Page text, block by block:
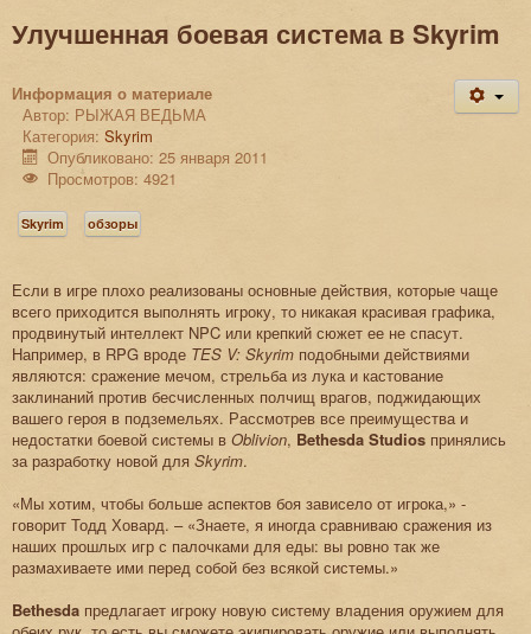
Улучшенная боевая система в Skyrim
Информация о материале
Автор: РЫЖАЯ ВЕДЬМА
Категория: Skyrim
Опубликовано: 25 января 2011
Просмотров: 4921
Skyrim обзоры
Если в игре плохо реализованы основные действия, которые чаще
всего приходится выполнять игроку, то никакая красивая графика,
продвинутый интеллект NPC или крепкий сюжет ее не спасут.
Например, в RPG вроде TES V: Skyrim подобными действиями
являются: сражение мечом, стрельба из лука и кастование
заклинаний против бесчисленных полчищ врагов, поджидающих
вашего героя в подземельях. Рассмотрев все преимущества и
недостатки боевой системы в Oblivion, Bethesda Studios принялись
за разработку новой для Skyrim.
«Мы хотим, чтобы больше аспектов боя зависело от игрока,» -
говорит Тодд Ховард. – «Знаете, я иногда сравниваю сражения из
наших прошлых игр с палочками для еды: вы ровно так же
размахиваете ими перед собой без всякой системы.»
Bethesda предлагает игроку новую систему владения оружием для